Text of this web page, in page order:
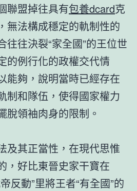
聯盟掉往具有包養dcard克
無法構成穩定的軌制性的
往往決裂“家全國”的王位世
的例行化的政權交代情
能夠，說明當時已經存在
制和隊伍，使得國家權力
脫領袖肉身的限制。
及其正當性，在現代思惟
，好比東晉史家干寶在
反動”里將王者“有全國”的